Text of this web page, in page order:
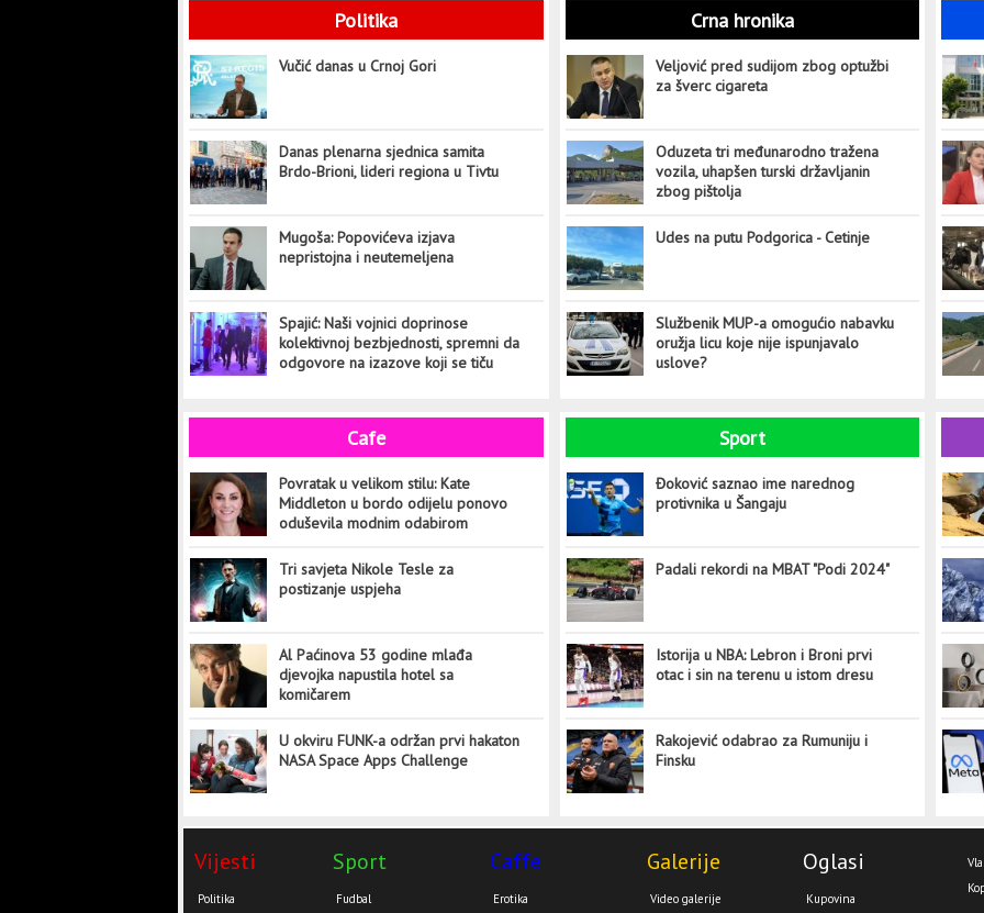
Politika
Vučić danas u Crnoj Gori
Danas plenarna sjednica samita
Brdo-Brioni, lideri regiona u Tivtu
Mugoša: Popovićeva izjava
nepristojna i neutemeljena
Spajić: Naši vojnici doprinose
kolektivnoj bezbjednosti, spremni da
odgovore na izazove koji se tiču
Crna hronika
Veljović pred sudijom zbog optužbi
za šverc cigareta
Oduzeta tri međunarodno tražena
vozila, uhapšen turski državljanin
zbog pištolja
Udes na putu Podgorica - Cetinje
Službenik MUP-a omogućio nabavku
oružja licu koje nije ispunjavalo
uslove?
Cafe
Povratak u velikom stilu: Kate
Middleton u bordo odijelu ponovo
oduševila modnim odabirom
Tri savjeta Nikole Tesle za
postizanje uspjeha
Al Paćinova 53 godine mlađa
djevojka napustila hotel sa
komičarem
U okviru FUNK-a održan prvi hakaton
NASA Space Apps Challenge
Sport
Đoković saznao ime narednog
protivnika u Šangaju
Padali rekordi na MBAT "Podi 2024"
Istorija u NBA: Lebron i Broni prvi
otac i sin na terenu u istom dresu
Rakojević odabrao za Rumuniju i
Finsku
Vijesti
Politika
Sport
Fudbal
Caffe
Erotika
Galerije
Video galerije
Oglasi
Kupovina